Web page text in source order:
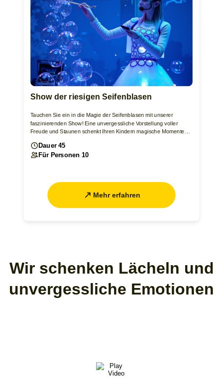
Show der riesigen Seifenblasen
Tauchen Sie ein in die Magie der Seifenblasen mit unserer
faszinierenden Show! Eine unvergessliche Vorstellung voller
Freude und Staunen schenkt Ihren Kindern magische Momente…
Dauer 45
Für Personen 10
Mehr erfahren
Wir schenken Lächeln und
unvergessliche Emotionen